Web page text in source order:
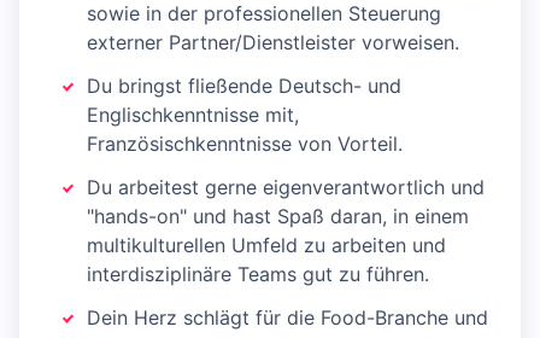
sowie in der professionellen Steuerung
externer Partner/Dienstleister vorweisen.
Du bringst fließende Deutsch- und
Englischkenntnisse mit,
Französischkenntnisse von Vorteil.
Du arbeitest gerne eigenverantwortlich und
"hands-on" und hast Spaß daran, in einem
multikulturellen Umfeld zu arbeiten und
interdisziplinäre Teams gut zu führen.
Dein Herz schlägt für die Food-Branche und